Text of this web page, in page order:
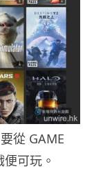
從 GAME
可玩。